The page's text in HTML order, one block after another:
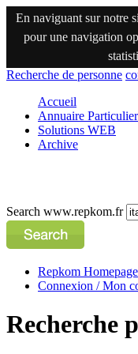
En naviguant sur notre
pour une navigation
Recherche de personne
Accueil
Annuaire
Solutions WEB
Archive
Search www.repkom.fr
Repkom Homepage
Connexion / Mon
Recherche